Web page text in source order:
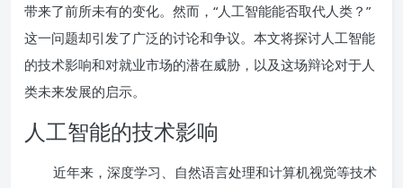
带来了前所未有的变化。然而，“人工智能能否取代人类？”
这一问题却引发了广泛的讨论和争议。本文将探讨人工智能
的技术影响和对就业市场的潜在威胁，以及这场辩论对于人
类未来发展的启示。
人工智能的技术影响
近年来，深度学习、自然语言处理和计算机视觉等技术